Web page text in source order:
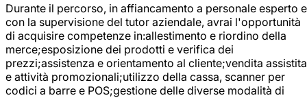
Durante il percorso, in affiancamento a personale esperto e
con la supervisione del tutor aziendale, avrai l'opportunità
di acquisire competenze in:allestimento e riordino della
merce;esposizione dei prodotti e verifica dei
prezzi;assistenza e orientamento al cliente;vendita assistita
e attività promozionali;utilizzo della cassa, scanner per
codici a barre e POS;gestione delle diverse modalità di